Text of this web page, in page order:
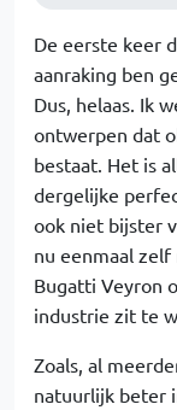
De eerste keer
aanraking ben
Dus, helaas. Ik
ontwerpen dat
bestaat. Het is
dergelijke
ook niet bijster
nu eenmaal
Bugatti Veyron
industrie zit te
Zoals, al
natuurlijk beter